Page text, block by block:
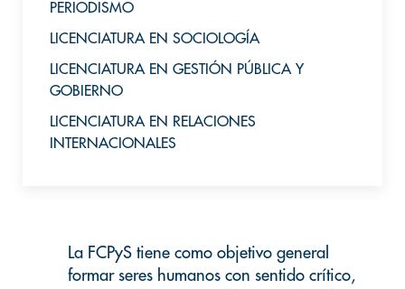
PERIODISMO
LICENCIATURA EN SOCIOLOGÍA
LICENCIATURA EN GESTIÓN PÚBLICA Y
GOBIERNO
LICENCIATURA EN RELACIONES
INTERNACIONALES
La FCPyS tiene como objetivo general
formar seres humanos con sentido crítico,